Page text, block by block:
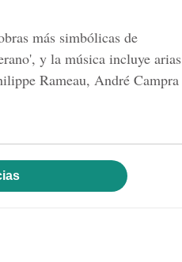
más simbólicas de
y la música incluye arias
Rameau, André Campra